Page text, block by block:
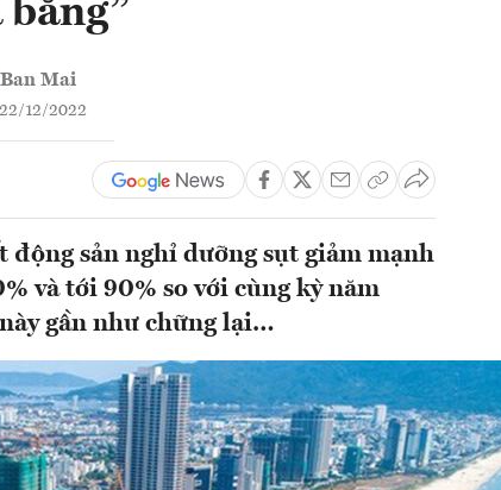
băng”
Ban Mai
12/2022
sản nghỉ dưỡng sụt giảm mạnh
và tới 90% so với cùng kỳ năm
gần như chững lại…